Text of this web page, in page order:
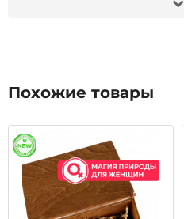
отлично !!! Товар пришел
Рекомендую)
Отлично
Татьяна
Похожие товары